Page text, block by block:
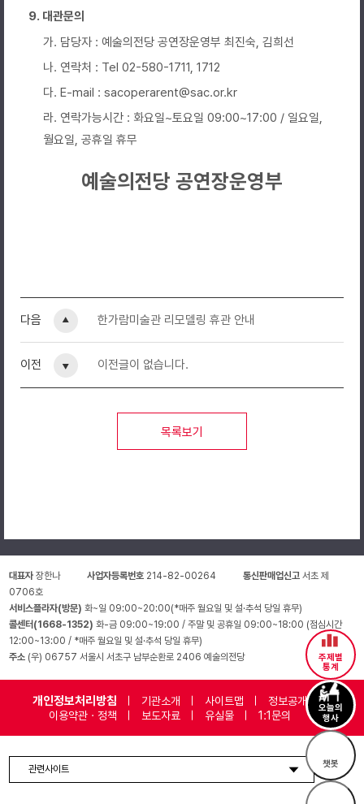
9. 대관문의
가. 담당자 : 예술의전당 공연장운영부 최진숙, 김희선
나. 연락처 : Tel 02-580-1711, 1712
다. E-mail : sacoperarent@sac.or.kr
라. 연락가능시간 : 화요일~토요일 09:00~17:00 / 일요일,
월요일, 공휴일 휴무
예술의전당 공연장운영부
다음 한가람미술관 리모델링 휴관 안내
이전 이전글이 없습니다.
목록보기
주제별
통계
오늘의
행사
챗봇
대표자장한나 사업자등록번호 214-82-00264 통신판매업신고서초 제
0706호
서비스플라자(방문)화~일 09:00~20:00(*매주 월요일 및 설·추석 당일 휴무)
콜센터(1668-1352)화-금 09:00~19:00 / 주말 및 공휴일 09:00~18:00 (점심시간
12:00~13:00 / *매주 월요일 및 설·추석 당일 휴무)
주소 (우) 06757 서울시 서초구 남부순환로 2406 예술의전당
개인정보처리방침 기관소개 사이트맵
정보공개
이용약관 · 정책
보도자료 유실물 1:1문의
관련사이트